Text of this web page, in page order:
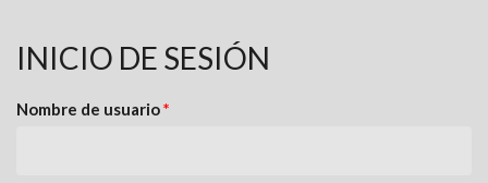
INICIO DE SESIÓN
Nombre de usuario*